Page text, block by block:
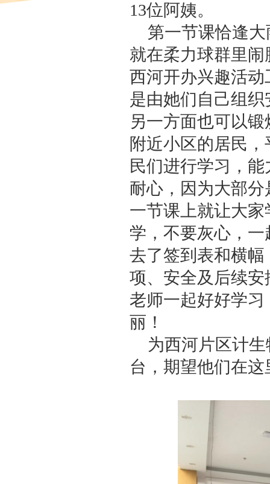
13位阿姨。
第一节课恰逢
就在柔力球群里
西河开办兴趣活
是由她们自己组
另一方面也可以
附近小区的居民
民们进行学习，
耐心，因为大部
一节课上就让大
学，不要灰心，
去了签到表和横
项、安全及后续
老师一起好好学
丽！
为西河片区计
台，期望他们在